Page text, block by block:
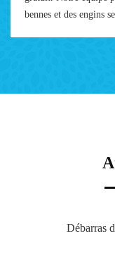
bennes et des engins
Débarras